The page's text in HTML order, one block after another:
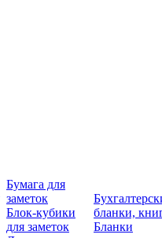
Бумага для
заметок
Блок-кубики
для заметок
бланки,
Бланки